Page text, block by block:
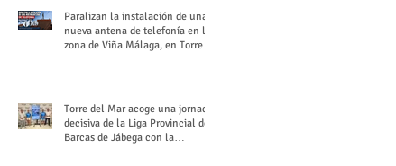
Paralizan la instalación de una
nueva antena de telefonía en la
zona de Viña Málaga, en Torre
Torre del Mar acoge una jornada
decisiva de la Liga Provincial de
Barcas de Jábega con la